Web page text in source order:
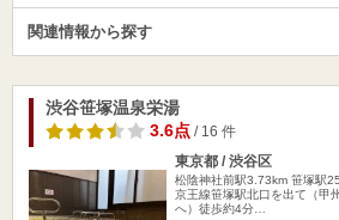
関連情報から探す
渋谷笹塚温泉栄湯
3.6点/ 16 件
東京都 / 渋谷区
松陰神社前駅3.73km 笹塚駅
京王線笹塚駅北口を出て（甲
へ）徒歩約4分…